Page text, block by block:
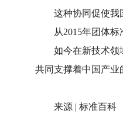
这种协同促使我国
从2015年团体标准
如今在新技术领域
共同支撑着中国产业
来源 | 标准百科